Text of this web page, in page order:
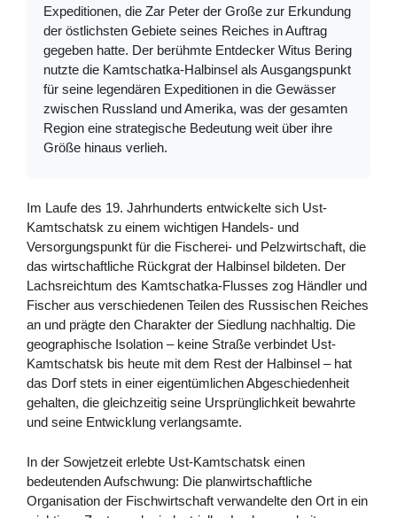
Expeditionen, die Zar Peter der Große zur Erkundung
der östlichsten Gebiete seines Reiches in Auftrag
gegeben hatte. Der berühmte Entdecker Witus Bering
nutzte die Kamtschatka-Halbinsel als Ausgangspunkt
für seine legendären Expeditionen in die Gewässer
zwischen Russland und Amerika, was der gesamten
Region eine strategische Bedeutung weit über ihre
Größe hinaus verlieh.
Im Laufe des 19. Jahrhunderts entwickelte sich Ust-
Kamtschatsk zu einem wichtigen Handels- und
Versorgungspunkt für die Fischerei- und Pelzwirtschaft, die
das wirtschaftliche Rückgrat der Halbinsel bildeten. Der
Lachsreichtum des Kamtschatka-Flusses zog Händler und
Fischer aus verschiedenen Teilen des Russischen Reiches
an und prägte den Charakter der Siedlung nachhaltig. Die
geographische Isolation – keine Straße verbindet Ust-
Kamtschatsk bis heute mit dem Rest der Halbinsel – hat
das Dorf stets in einer eigentümlichen Abgeschiedenheit
gehalten, die gleichzeitig seine Ursprünglichkeit bewahrte
und seine Entwicklung verlangsamte.
In der Sowjetzeit erlebte Ust-Kamtschatsk einen
bedeutenden Aufschwung: Die planwirtschaftliche
Organisation der Fischwirtschaft verwandelte den Ort in ein